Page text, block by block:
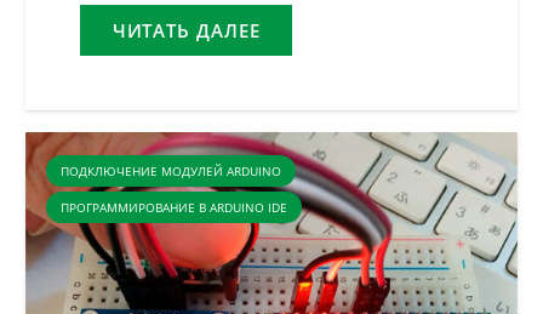
ЧИТАТЬ ДАЛЕЕ
ПОДКЛЮЧЕНИЕ МОДУЛЕЙ ARDUINO
ПРОГРАММИРОВАНИЕ В ARDUINO IDE